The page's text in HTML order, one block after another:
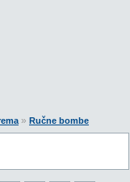
» Ručne bombe